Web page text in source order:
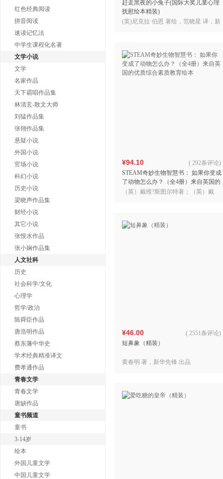
红色经典阅读
拼音阅读
速读记忆法
中学生课程化名著
文学小说
文学
名家作品
天下霸唱作品集
林清玄-散文大师
刘猛作品集
张翎作品集
悬疑小说
外国小说
官场小说
科幻小说
历史小说
梁晓声作品集
财经小说
其它小说
张恨水作品
张小娴作品集
人文社科
历史
社会科学/文化
心理学
哲学/政治
陈舜臣作品
唐浩明作品
蔡东藩中华史
学术经典精准译文
费孝通作品
青春文学
青春文学
唐缺作品
童书频道
童书
3-14岁
绘本
外国儿童文学
中国儿童文学
赶走黑夜的小兔子(国际大奖儿童心理
抚慰绘本精装)
(英)尼克拉·伯恩 著绘，范晓星 译，新
¥94.10
STEAM奇妙生物智慧书： 如果你变成
了动物怎么办？（全4册）来自英国的
优质综合素质教育绘本
( 292条评论)
（英）戴维?斯图尔特著；（英）戴
¥46.00
短鼻象（精装）
( 2551条评论)
黄春明 著，新华先锋 出品